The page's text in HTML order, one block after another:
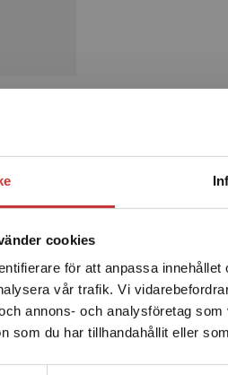
cookies
för att anpassa
vår trafik. Vi
annons- och analysföretag
som du har tillhandahållit eller
Begränsad
Det verkar som att du
enhet utanför Sverige.
Sverige. För att kunna
leveransadressen vara i